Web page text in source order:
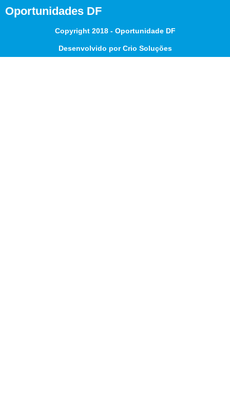
Oportunidades DF
Copyright 2018 - Oportunidade DF
Desenvolvido por Crio Soluções